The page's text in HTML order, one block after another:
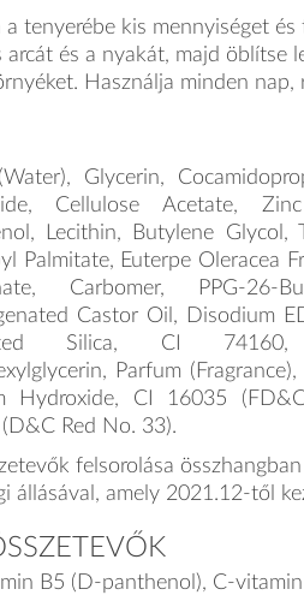
a tenyerébe kis mennyiséget
arcát és a nyakát, majd öblítse
Használja minden nap,
Glycerin,
Cellulose Acetate,
Lecithin, Butylene Glycol,
Palmitate, Euterpe Oleracea
Carbomer, PPG-26-
Castor Oil, Disodium
Silica, CI 74160,
Parfum
Hydroxide, CI 16035
Red No. 33).
felsorolása
állásával, amely 2021.12-től
B5 (D-panthenol), C-vitamin